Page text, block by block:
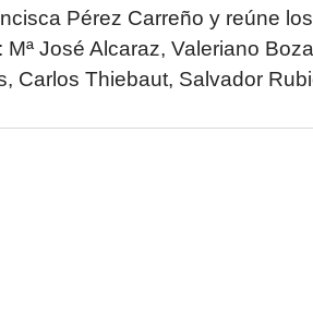
Pérez Carreño y reúne
Mª José Alcaraz, Valeriano
Carlos Thiebaut, Salvador